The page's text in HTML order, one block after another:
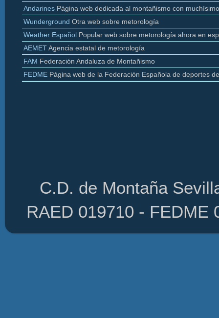
Andarines Página web dedicada al montañismo con
Wunderground Otra web sobre metorología
Weather Español Popular web sobre metorología ahora en
AEMETAgencia estatal de metorología
FAM Federación Andaluza de Montañismo
FEDME Página web de la Federación Española de deportes
C.D. de Montaña
RAED 019710 -